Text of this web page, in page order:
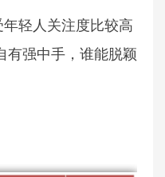
轻人关注度比较高
有强中手，谁能脱颖